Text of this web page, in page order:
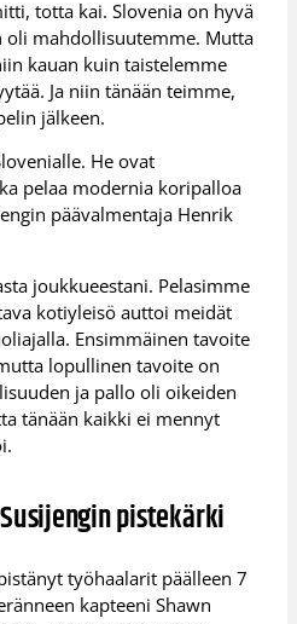
totta kai. Slovenia on hyvä
mahdollisuutemme. Mutta
kauan kuin taistelemme
Ja niin tänään teimme,
jälkeen.
He ovat
pelaa modernia koripalloa
päävalmentaja Henrik
joukkueestani. Pelasimme
kotiyleisö auttoi meidät
Ensimmäinen tavoite
lopullinen tavoite on
ja pallo oli oikeiden
tänään kaikki ei mennyt
pistekärki
työhaalarit päälleen 7
kapteeni Shawn